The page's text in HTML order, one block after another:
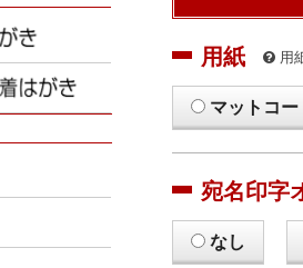
用紙 用
マットコー
宛名印字
なし